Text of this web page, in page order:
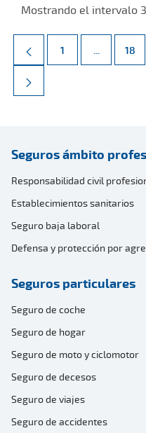
Mostrando el intervalo
Página
1 ... Páginas
18
Seguros ámbito
Responsabilidad civil
Establecimientos sanitarios
Seguro baja laboral
Defensa y protección por
Seguros particulares
Seguro de coche
Seguro de hogar
Seguro de moto y ciclomotor
Seguro de decesos
Seguro de viajes
Seguro de accidentes